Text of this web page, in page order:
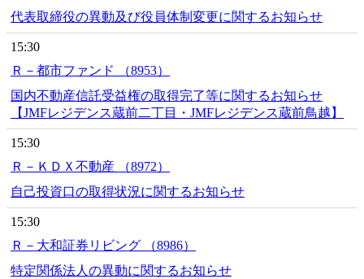
代表取締役の異動及び役員体制変更に関するお知らせ
15:30
Ｒ－都市ファンド （8953）
国内不動産信託受益権の取得完了等に関するお知らせ
【JMFレジデンス蔵前二丁目・JMFレジデンス蔵前鳥越】
15:30
Ｒ－ＫＤＸ不動産 （8972）
自己投資口の取得状況に関するお知らせ
15:30
Ｒ－大和証券リビング （8986）
特定関係法人の異動に関するお知らせ